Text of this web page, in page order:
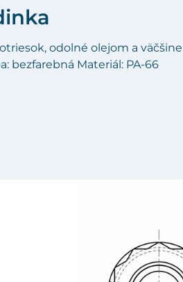
odolné olejom a
bezfarebná Materiál: PA-66